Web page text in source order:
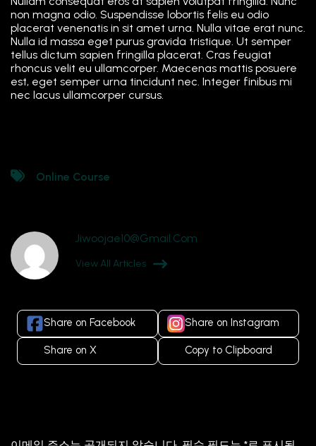
non magna odio. Suspendisse lobortis felis eu odio
placerat venenatis in sit amet urna. Nulla vitae erat nunc.
Nulla id massa eget purus gravida tristique. Ut semper
tellus dictum sapien fringilla placerat. Cras feugiat
rhoncus velit eu ullamcorper. Maecenas mattis posuere
est, eget semper urna tincidunt nec. Integer finibus mi
nec lacus ullamcorper cursus.
Online Course
Jiwoojae10@gmail.com
View All Articles
Share on Facebook Share on Instagram
Share on X Copy to Clipboard